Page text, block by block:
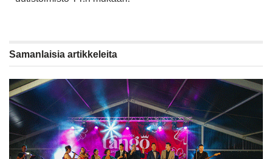
Samanlaisia artikkeleita